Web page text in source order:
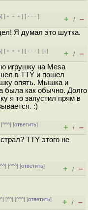
] [ ﹢﹢﹢] [ · · ·]
+ / –
Я думал это шутка.
] [ ﹢﹢﹢] [ · · ·][↓]
+ / –
игрушку на Mesa
в TTY и пошел
опять. Мышка и
была как обычно. Долго
я то запустил прям в
:)
[^^^] [ответить]
+ / –
TTY этого не
^^] [^^^] [ответить]
+ / –
^] [^^] [^^^] [ответить]
+ / –